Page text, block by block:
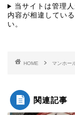
当サイトは管理
内容が相違してい
い。
HOME マンホー
関連記事